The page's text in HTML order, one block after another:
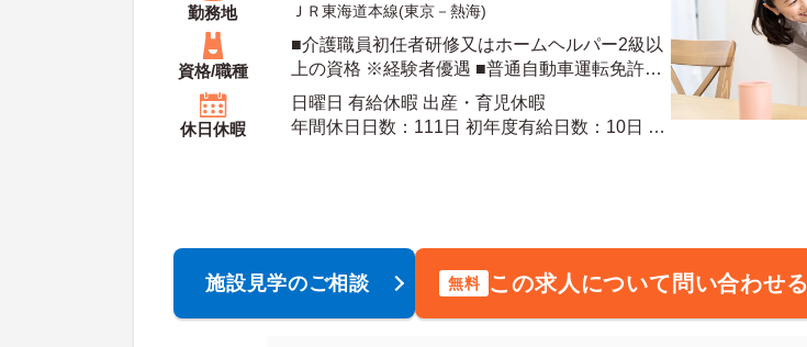
勤務地 ＪＲ東海道本線(東京－熱海)
資格/職種
■介護職員初任者研修又はホームヘルパー2級以
上の資格 ※経験者優遇 ■普通自動車運転免許あ
れば尚可
休日休暇
日曜日 有給休暇 出産・育児休暇
年間休日日数：111日 初年度有給日数：10日 最
施設見学のご相談 無料 この求人について問い合わせる